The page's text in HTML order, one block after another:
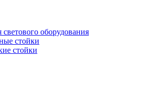
оборудования
стойки
стойки